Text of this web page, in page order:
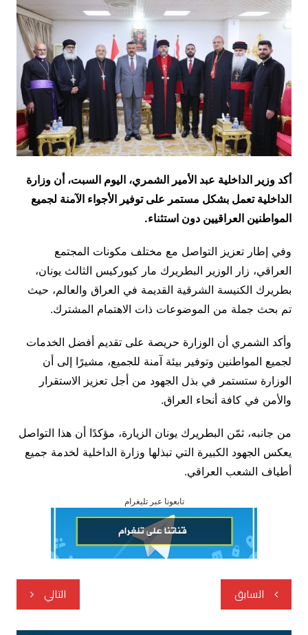
أكد وزير الداخلية عبد الأمير الشمري، اليوم السبت، أن وزارة
الداخلية تعمل بشكل مستمر على توفير الأجواء الآمنة لجميع
المواطنين العراقيين دون استثناء.
وفي إطار تعزيز التواصل مع مختلف مكونات المجتمع
العراقي، زار الوزير البطريرك مار كيوركيس الثالث يونان،
بطريرك الكنيسة الشرقية القديمة في العراق والعالم، حيث
تم بحث جملة من الموضوعات ذات الاهتمام المشترك.
وأكد الشمري أن الوزارة حريصة على تقديم أفضل الخدمات
لجميع المواطنين وتوفير بيئة آمنة للجميع، مشيرًا إلى أن
الوزارة ستستمر في بذل الجهود من أجل تعزيز الاستقرار
والأمن في كافة أنحاء العراق.
من جانبه، ثمّن البطريرك يونان الزيارة، مؤكدًا أن هذا التواصل
يعكس الجهود الكبيرة التي تبذلها وزارة الداخلية لخدمة جميع
أطياف الشعب العراقي.
تابعونا عبر تليغرام
تصفّح
المقالات
السابق التالي